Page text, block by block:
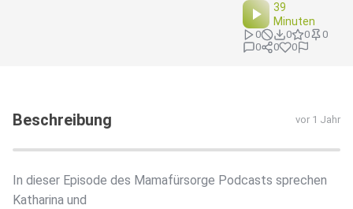
39
Minuten
0 0 0
0
0
0 0
Beschreibung vor 1 Jahr
In dieser Episode des Mamafürsorge Podcasts sprechen
Katharina und